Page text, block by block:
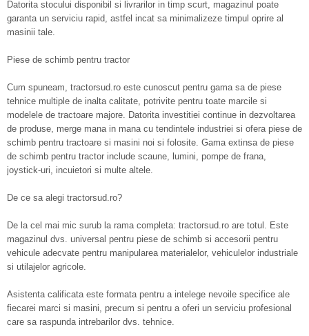
Datorita stocului disponibil si livrarilor in timp scurt, magazinul poate
garanta un serviciu rapid, astfel incat sa minimalizeze timpul oprire al
masinii tale.
Piese de schimb pentru tractor
Cum spuneam, tractorsud.ro este cunoscut pentru gama sa de piese
tehnice multiple de inalta calitate, potrivite pentru toate marcile si
modelele de tractoare majore. Datorita investitiei continue in dezvoltarea
de produse, merge mana in mana cu tendintele industriei si ofera piese de
schimb pentru tractoare si masini noi si folosite. Gama extinsa de piese
de schimb pentru tractor include scaune, lumini, pompe de frana,
joystick-uri, incuietori si multe altele.
De ce sa alegi tractorsud.ro?
De la cel mai mic surub la rama completa: tractorsud.ro are totul. Este
magazinul dvs. universal pentru piese de schimb si accesorii pentru
vehicule adecvate pentru manipularea materialelor, vehiculelor industriale
si utilajelor agricole.
Asistenta calificata este formata pentru a intelege nevoile specifice ale
fiecarei marci si masini, precum si pentru a oferi un serviciu profesional
care sa raspunda intrebarilor dvs. tehnice.